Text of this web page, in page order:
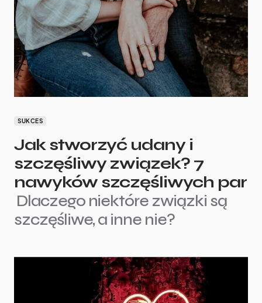
SUKCES
Jak stworzyć udany i
szczęśliwy związek? 7
nawyków szczęśliwych par
Dlaczego niektóre związki są
szczęśliwe, a inne nie?